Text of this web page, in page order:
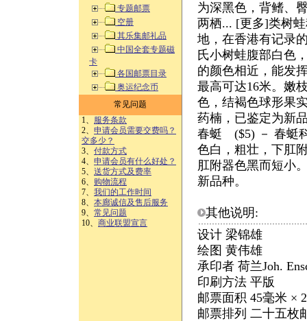
专题邮票
空册
其乐集邮礼品
中国全套专题磁
卡
各国邮票目录
奥运纪念币
常见问题
1、 服务条款
2、 申请会员需要交费吗？
交多少？
3、 付款方式
4、 申请会员有什么好处？
5、 送货方式及费率
6、 购物流程
7、 我们的工作时间
8、 本廊诚信及售后服务
9、 常见问题
10、 商业联盟宣言
为深黑色，背鳍、
两栖... [更多]类树
地，在香港有记录
氏小树蛙腹部白色
的颜色相近，能
最高可达16米。嫩
色，结褐色球形果
药楠，已鉴定为新
春蜓 ($5) － 春蜓
色白，粗壮，下肛
肛附器色黑而短小
新品种。
其他说明:
设计 梁锦雄
绘图 黄伟雄
承印者 荷兰Joh.
印刷方法 平版
邮票面积 45毫米 ×
邮票排列 二十五枚